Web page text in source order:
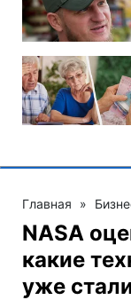
Главная »
NASA
какие
уже